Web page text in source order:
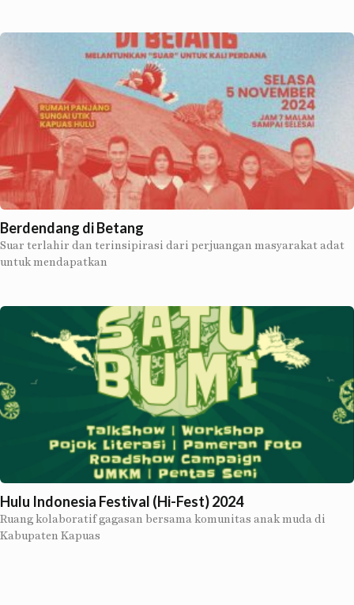
Berdendang di Betang
Suar terlahir dan terinsipirasi dari perjuangan masyarakat adat
untuk mendapatkan
Hulu Indonesia Festival (Hi-Fest) 2024
Ruang kolaboratif gagasan bersama komunitas anak muda di
Kabupaten Kapuas